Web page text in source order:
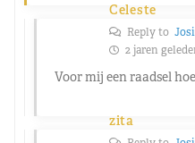
Celeste
Reply to
2 jaren
Voor mij een raadsel
zita